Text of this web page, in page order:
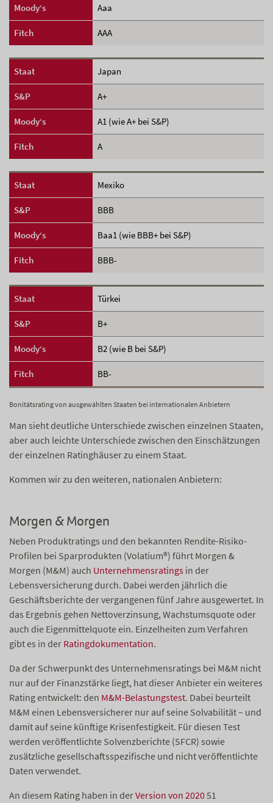
Moody‘s Aaa
Fitch AAA
Staat Japan
S&P A+
Moody‘s A1 (wie A+ bei S&P)
Fitch A
Staat Mexiko
S&P BBB
Moody‘s Baa1 (wie BBB+ bei S&P)
Fitch BBB-
Staat Türkei
S&P B+
Moody‘s B2 (wie B bei S&P)
Fitch BB-
Bonitätsrating von ausgewählten Staaten bei internationalen Anbietern
Man sieht deutliche Unterschiede zwischen einzelnen Staaten,
aber auch leichte Unterschiede zwischen den Einschätzungen
der einzelnen Ratinghäuser zu einem Staat.
Kommen wir zu den weiteren, nationalen Anbietern:
Morgen & Morgen
Neben Produktratings und den bekannten Rendite-Risiko-
Profilen bei Sparprodukten (Volatium®) führt Morgen &
Morgen (M&M) auch Unternehmensratings in der
Lebensversicherung durch. Dabei werden jährlich die
Geschäftsberichte der vergangenen fünf Jahre ausgewertet. In
das Ergebnis gehen Nettoverzinsung, Wachstumsquote oder
auch die Eigenmittelquote ein. Einzelheiten zum Verfahren
gibt es in der Ratingdokumentation.
Da der Schwerpunkt des Unternehmensratings bei M&M nicht
nur auf der Finanzstärke liegt, hat dieser Anbieter ein weiteres
Rating entwickelt: den M&M-Belastungstest. Dabei beurteilt
M&M einen Lebensversicherer nur auf seine Solvabilität – und
damit auf seine künftige Krisenfestigkeit. Für diesen Test
werden veröffentlichte Solvenzberichte (SFCR) sowie
zusätzliche gesellschaftsspezifische und nicht veröffentlichte
Daten verwendet.
An diesem Rating haben in derVersion von 202051